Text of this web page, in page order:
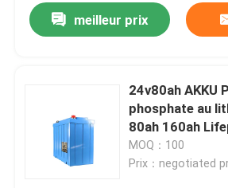
meilleur prix
24v80ah AKKU
phosphate au
80ah 160ah
MOQ：100
Prix：negotiated